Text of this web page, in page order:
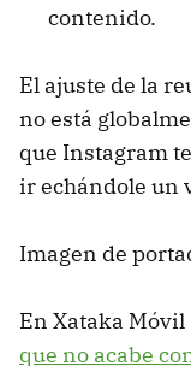
contenido.
El ajuste de la
no está
que Instagram
ir echándole un
Imagen de
En Xataka Móvil
que no acabe